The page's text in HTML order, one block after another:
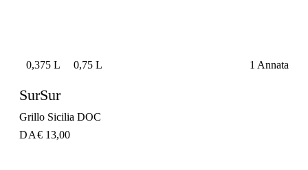
0,375 L 0,75 L 1 Annata
SurSur
Grillo Sicilia DOC
DA€ 13,00